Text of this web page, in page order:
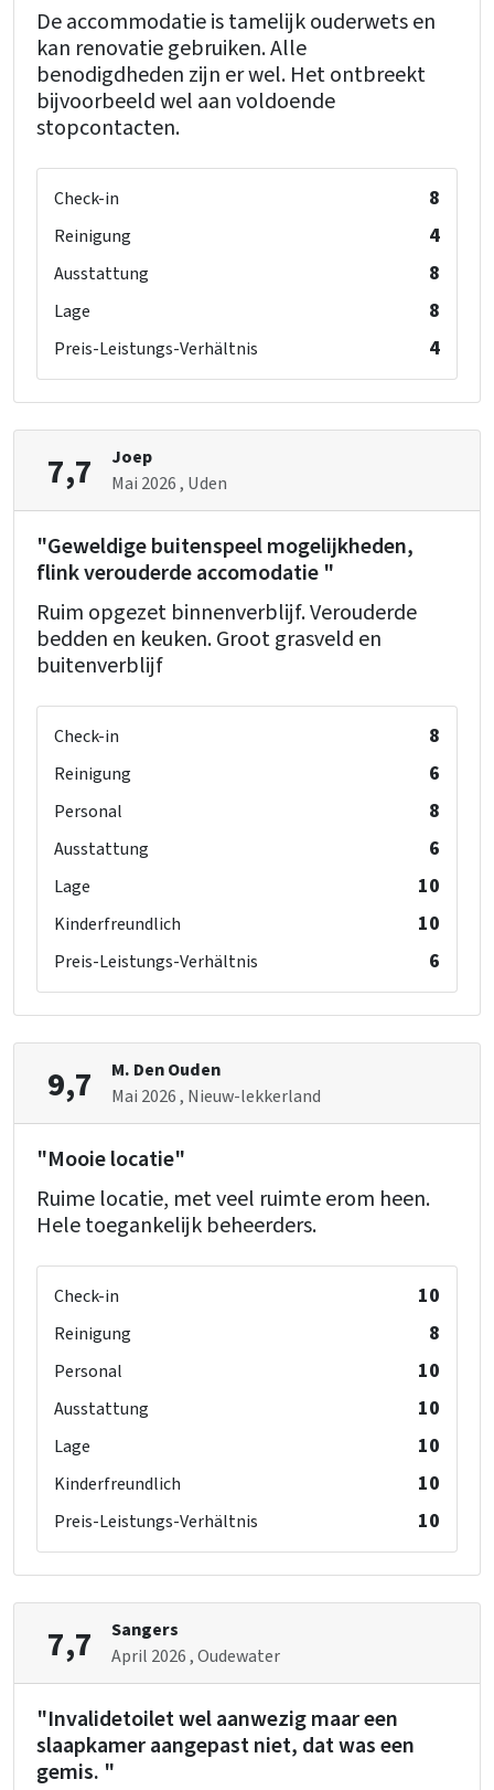
De accommodatie is tamelijk ouderwets en
kan renovatie gebruiken. Alle
benodigdheden zijn er wel. Het ontbreekt
bijvoorbeeld wel aan voldoende
stopcontacten.
Check-in 8
Reinigung 4
Ausstattung 8
Lage 8
Preis-Leistungs-Verhältnis 4
7,7
Joep
Mai 2026, Uden
"Geweldige buitenspeel mogelijkheden,
flink verouderde accomodatie "
Ruim opgezet binnenverblijf. Verouderde
bedden en keuken. Groot grasveld en
buitenverblijf
Check-in 8
Reinigung 6
Personal 8
Ausstattung 6
Lage 10
Kinderfreundlich 10
Preis-Leistungs-Verhältnis 6
9,7
M. Den Ouden
Mai 2026, Nieuw-lekkerland
"Mooie locatie"
Ruime locatie, met veel ruimte erom heen.
Hele toegankelijk beheerders.
Check-in 10
Reinigung 8
Personal 10
Ausstattung 10
Lage 10
Kinderfreundlich 10
Preis-Leistungs-Verhältnis 10
7,7
Sangers
April 2026, Oudewater
"Invalidetoilet wel aanwezig maar een
slaapkamer aangepast niet, dat was een
gemis. "